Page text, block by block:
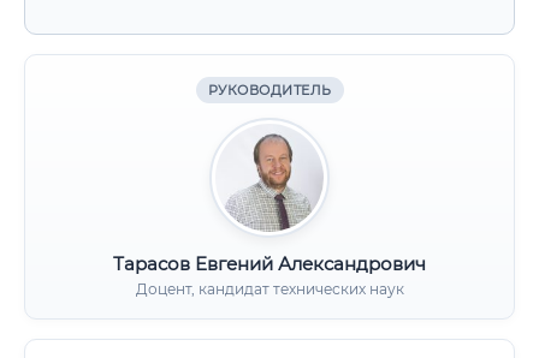
РУКОВОДИТЕЛЬ
Тарасов Евгений Александрович
Доцент, кандидат технических наук